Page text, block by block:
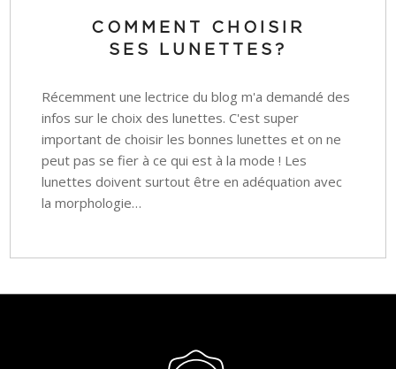
COMMENT CHOISIR
SES LUNETTES?
Récemment une lectrice du blog m'a demandé des
infos sur le choix des lunettes. C'est super
important de choisir les bonnes lunettes et on ne
peut pas se fier à ce qui est à la mode ! Les
lunettes doivent surtout être en adéquation avec
la morphologie…